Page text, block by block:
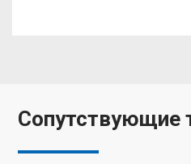
Сопутствующие